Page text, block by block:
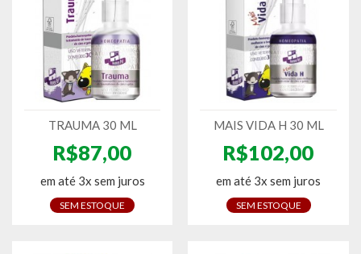
TRAUMA 30 ML
R$87,00
em até 3x sem juros
SEM ESTOQUE
MAIS VIDA H 30 ML
R$102,00
em até 3x sem juros
SEM ESTOQUE